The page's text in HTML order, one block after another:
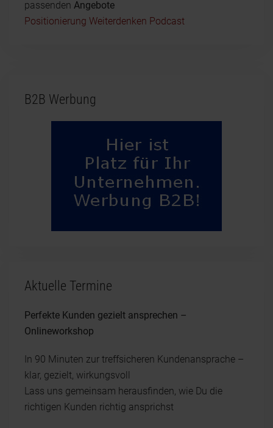
passenden Angebote
Positionierung Weiterdenken Podcast
B2B Werbung
Aktuelle Termine
Perfekte Kunden gezielt ansprechen –
Onlineworkshop
In 90 Minuten zur treffsicheren Kundenansprache –
klar, gezielt, wirkungsvoll
Lass uns gemeinsam herausfinden, wie Du die
richtigen Kunden richtig ansprichst